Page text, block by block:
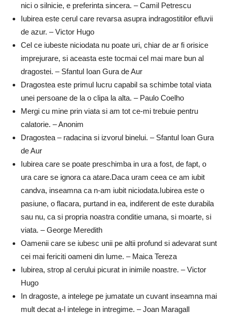
nici o silnicie, e preferinta sincera. – Camil Petrescu
Iubirea este cerul care revarsa asupra indragostitilor efluvii
de azur. – Victor Hugo
Cel ce iubeste niciodata nu poate uri, chiar de ar fi orisice
imprejurare, si aceasta este tocmai cel mai mare bun al
dragostei. – Sfantul Ioan Gura de Aur
Dragostea este primul lucru capabil sa schimbe total viata
unei persoane de la o clipa la alta. – Paulo Coelho
Mergi cu mine prin viata si am tot ce-mi trebuie pentru
calatorie. – Anonim
Dragostea – radacina si izvorul binelui. – Sfantul Ioan Gura
de Aur
Iubirea care se poate preschimba in ura a fost, de fapt, o
ura care se ignora ca atare.Daca uram ceea ce am iubit
candva, inseamna ca n-am iubit niciodata.Iubirea este o
pasiune, o flacara, purtand in ea, indiferent de este durabila
sau nu, ca si propria noastra conditie umana, si moarte, si
viata. – George Meredith
Oamenii care se iubesc unii pe altii profund si adevarat sunt
cei mai fericiti oameni din lume. – Maica Tereza
Iubirea, strop al cerului picurat in inimile noastre. – Victor
Hugo
In dragoste, a intelege pe jumatate un cuvant inseamna mai
mult decat a-l intelege in intregime. – Joan Maragall